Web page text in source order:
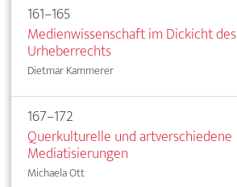
161–165
Medienwissenschaft im Dickicht des
Urheberrechts
Dietmar Kammerer
167–172
Querkulturelle und artverschiedene
Mediatisierungen
Michaela Ott